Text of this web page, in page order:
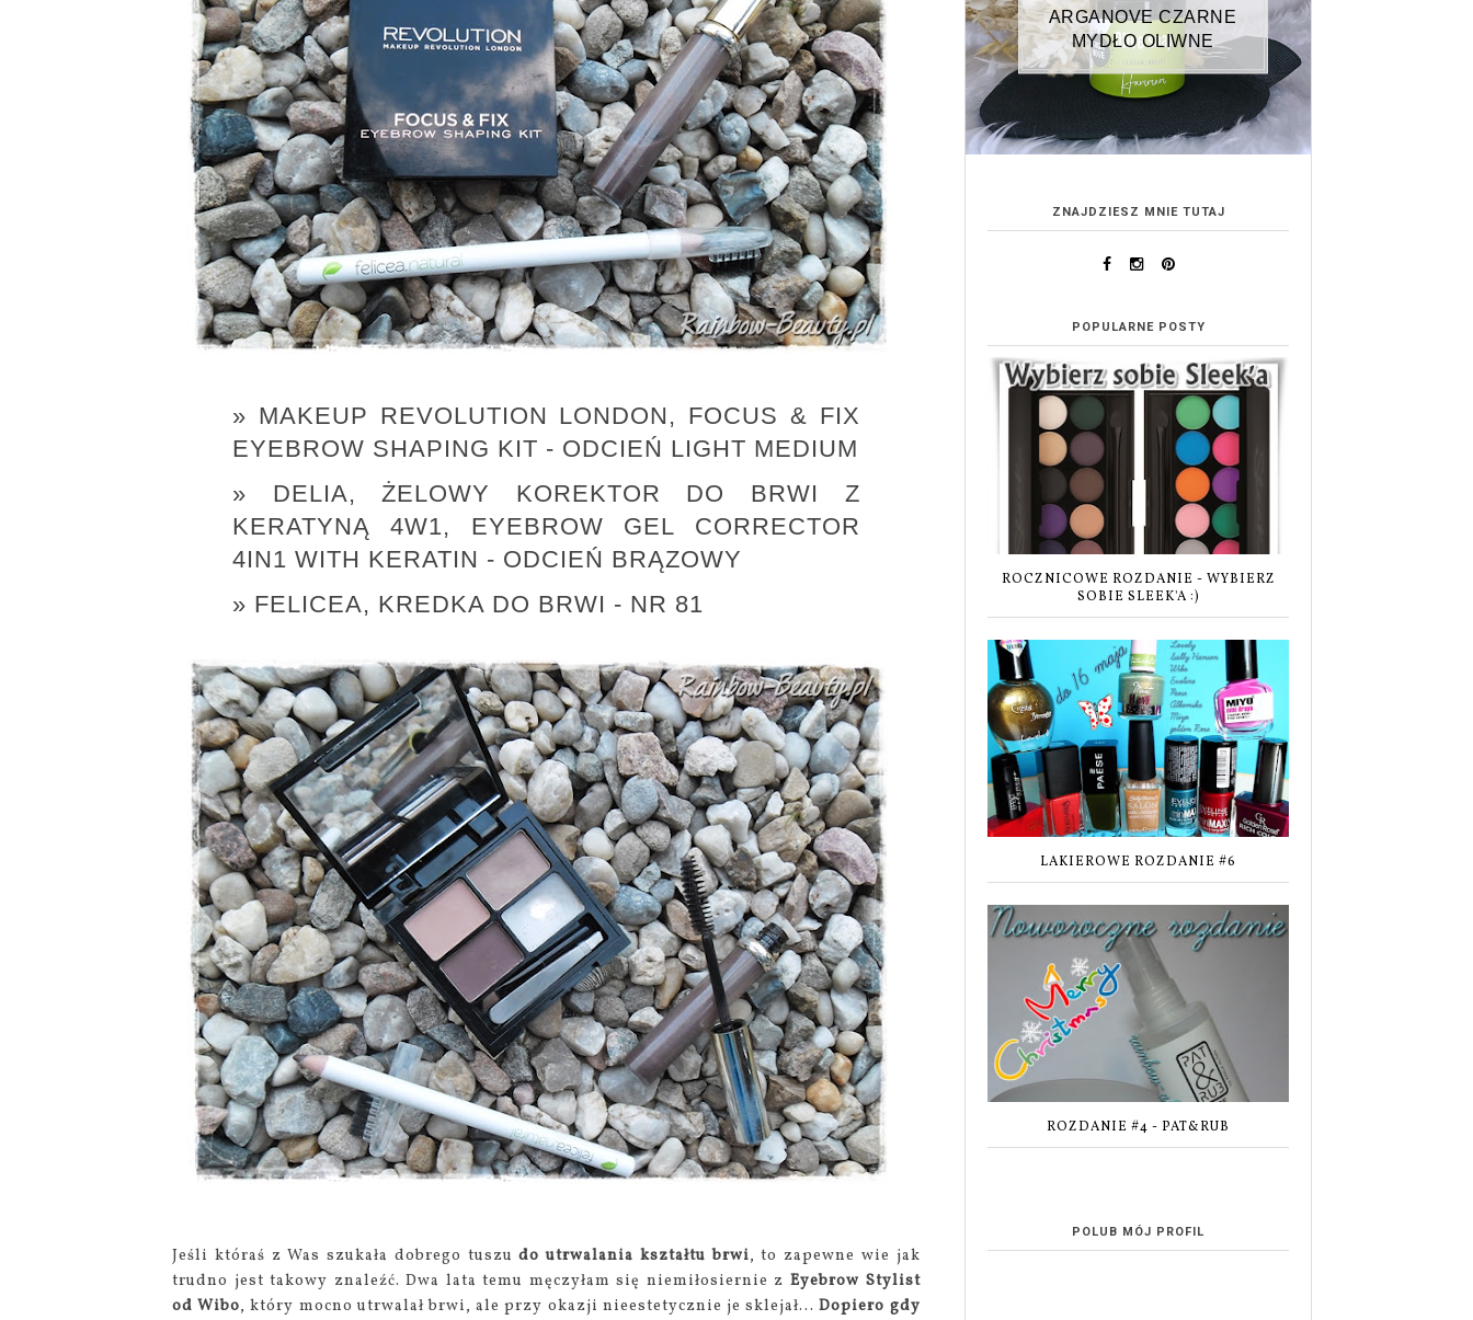
MAKEUP REVOLUTION LONDON, FOCUS & FIX
EYEBROW SHAPING KIT - ODCIEŃ LIGHT MEDIUM
DELIA, ŻELOWY KOREKTOR DO BRWI Z
KERATYNĄ 4W1, EYEBROW GEL CORRECTOR
4IN1 WITH KERATIN - ODCIEŃ BRĄZOWY
FELICEA, KREDKA DO BRWI - NR 81
Jeśli któraś z Was szukała dobrego tuszudo utrwalania kształtu brwi, to zapewne wie jak
trudno jest takowy znaleźć. Dwa lata temu męczyłam się niemiłosiernie z Eyebrow Stylist
od Wibo, który mocno utrwalał brwi, ale przy okazji nieestetycznie je sklejał...Dopiero gdy
ARGANOVE CZARNE
MYDŁO OLIWNE
ZNAJDZIESZ MNIE TUTAJ
POPULARNE POSTY
ROCZNICOWE ROZDANIE - WYBIERZ
SOBIE SLEEK'A :)
LAKIEROWE ROZDANIE #6
ROZDANIE #4 - PAT&RUB
POLUB MÓJ PROFIL